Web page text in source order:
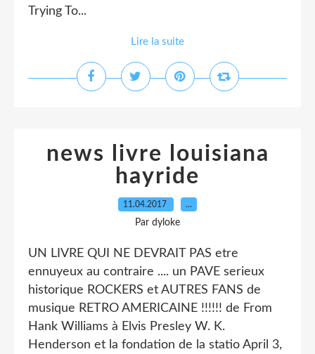
Trying To...
Lire la suite
news livre louisiana
hayride
11.04.2017 …
Par dyloke
UN LIVRE QUI NE DEVRAIT PAS etre
ennuyeux au contraire .... un PAVE serieux
historique ROCKERS et AUTRES FANS de
musique RETRO AMERICAINE !!!!!! de From
Hank Williams à Elvis Presley W. K.
Henderson et la fondation de la statio April 3,